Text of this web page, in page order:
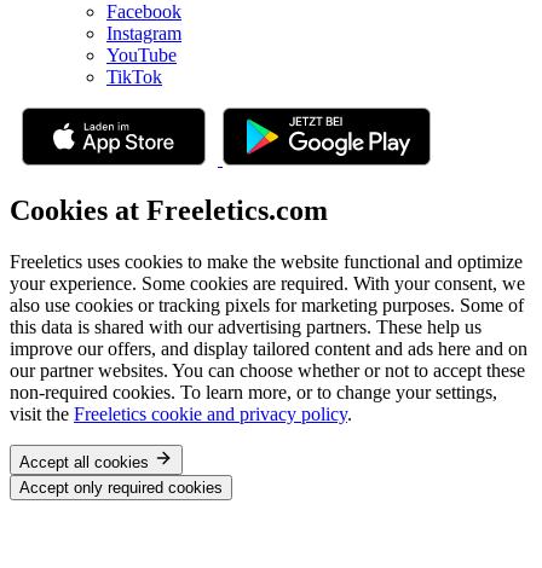
Facebook
Instagram
YouTube
TikTok
Cookies at Freeletics.com
Freeletics uses cookies to make the website functional and optimize
your experience. Some cookies are required. With your consent, we
also use cookies or tracking pixels for marketing purposes. Some of
this data is shared with our advertising partners. These help us
improve our offers, and display tailored content and ads here and on
our partner websites. You can choose whether or not to accept these
non-required cookies. To learn more, or to change your settings,
visit the Freeletics cookie and privacy policy.
Accept all cookies
Accept only required cookies